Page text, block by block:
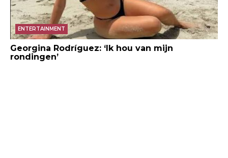
ENTERTAINMENT
Georgina Rodríguez: ‘Ik hou van mijn
rondingen’